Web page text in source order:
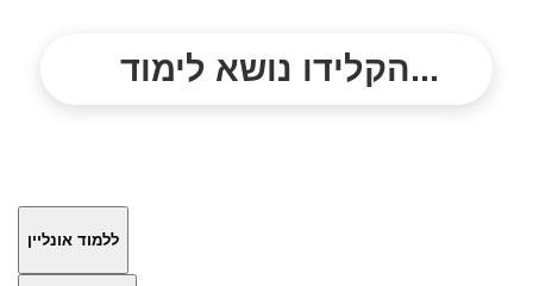
הקלידו נושא לימוד...
ללמוד אונליין